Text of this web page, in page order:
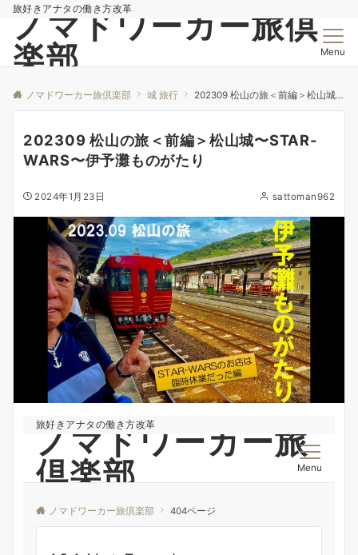
旅好きアナタの働き方改革
ノマドワーカー旅倶
楽部
Menu
ノマドワーカー旅倶楽部 城 旅行 202309 松山の旅＜前編＞松山城〜STAR-WARS〜伊予灘ものがたり
202309 松山の旅＜前編＞松山城〜STAR-
WARS〜伊予灘ものがたり
2024年1月23日 sattoman962